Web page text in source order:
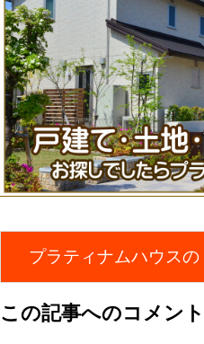
プラティナムハウスの
この記事へのコメント